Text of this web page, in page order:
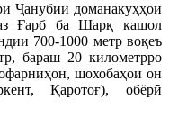
Ҷанубии доманакӯҳҳои
Ғарб ба Шарқ кашол
700-1000 метр воқеъ
бараш 20 километрро
шохобаҳои он
Қаротоғ), обёрӣ